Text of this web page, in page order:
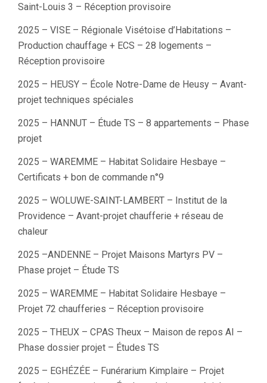
Saint-Louis 3 – Réception provisoire
2025 – VISE – Régionale Visétoise d’Habitations –
Production chauffage + ECS – 28 logements –
Réception provisoire
2025 – HEUSY – École Notre-Dame de Heusy – Avant-
projet techniques spéciales
2025 – HANNUT – Étude TS – 8 appartements – Phase
projet
2025 – WAREMME – Habitat Solidaire Hesbaye –
Certificats + bon de commande n°9
2025 – WOLUWE-SAINT-LAMBERT – Institut de la
Providence – Avant-projet chaufferie + réseau de
chaleur
2025 –ANDENNE – Projet Maisons Martyrs PV –
Phase projet – Étude TS
2025 – WAREMME – Habitat Solidaire Hesbaye –
Projet 72 chaufferies – Réception provisoire
2025 – THEUX – CPAS Theux – Maison de repos AI –
Phase dossier projet – Études TS
2025 – EGHÉZÉE – Funérarium Kimplaire – Projet